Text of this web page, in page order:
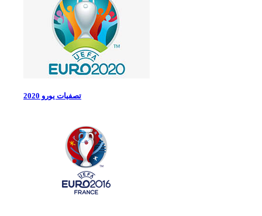
تصفيات يورو 2020